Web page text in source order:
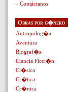
» Contáctanos
Obras por g�nero
Antropolog�a
Aventura
Biograf�a
Ciencia Ficci�n
Cl�sica
Cr�tica
Cr�nica